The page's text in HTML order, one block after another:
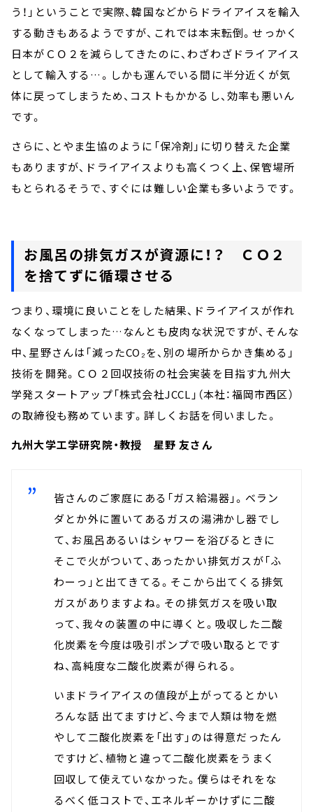
う！」ということで実際、韓国などからドライアイスを輸入
する動きもあるようですが、これでは本末転倒。せっかく
日本がＣＯ２を減らしてきたのに、わざわざドライアイス
として輸入する…。しかも運んでいる間に半分近くが気
体に戻ってしまうため、コストもかかるし、効率も悪いん
です。
さらに、とやま生協のように「保冷剤」に切り替えた企業
もありますが、ドライアイスよりも高くつく上、保管場所
もとられるそうで、すぐには難しい企業も多いようです。
お風呂の排気ガスが資源に！？ ＣＯ２
を捨てずに循環させる
つまり、環境に良いことをした結果、ドライアイスが作れ
なくなってしまった…なんとも皮肉な状況ですが、そんな
中、星野さんは「減ったCO₂を、別の場所からかき集める」
技術を開発。ＣＯ２回収技術の社会実装を目指す九州大
学発スタートアップ「株式会社JCCL」（本社：福岡市西区）
の取締役も務めています。詳しくお話を伺いました。
九州大学工学研究院・教授 星野 友さん
皆さんのご家庭にある「ガス給湯器」。ベラン
ダとか外に置いてあるガスの湯沸かし器でし
て、お風呂あるいはシャワーを浴びるときに
そこで火がついて、あったかい排気ガスが「ふ
わーっ」と出てきてる。そこから出てくる排気
ガスがありますよね。その排気ガスを吸い取
って、我々の装置の中に導くと。吸収した二酸
化炭素を今度は吸引ポンプで吸い取るとです
ね、高純度な二酸化炭素が得られる。
いまドライアイスの値段が上がってるとかい
ろんな話 出てますけど、今まで人類は物を燃
やして二酸化炭素を「出す」のは得意だったん
ですけど、植物と違って二酸化炭素をうまく
回収して使えていなかった。僕らはそれをな
るべく低コストで、エネルギーかけずに二酸